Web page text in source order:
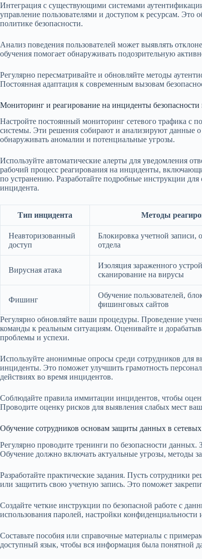
Интеграция с существующими системами
управление пользователями и доступом к ресурсам. Это
политике безопасности.
Анализ поведения пользователей может выявлять
обучения помогает обнаруживать подозрительную
Регулярно пересматривайте и обновляйте методы
Постоянная адаптация к современным вызовам
Мониторинг и реагирование на инциденты безопасности
Настройте постоянный мониторинг сетевого трафика с
системы. Эти решения собирают и анализируют данные
обнаруживать аномалии и потенциальные угрозы.
Используйте автоматические алерты для уведомления
рабочий процесс реагирования на инциденты,
по устранению. Разработайте подробные инструкции
инцидента.
Тип инцидента Методы
Неавторизованный
доступ
Блокировка учетной
отдела
Вирусная атака
Изоляция зараженного
сканирование на вирусы
Фишинг
Обучение пользователей,
фишинговых сайтов
Регулярно обновляйте ваши процедуры. Проведение
команды к реальным ситуациям. Оценивайте и
проблемы и успехи.
Используйте анонимные опросы среди сотрудников для
инциденты. Это поможет улучшить грамотность
действиях во время инцидентов.
Соблюдайте правила иммитации инцидентов, чтобы
Проводите оценку рисков для выявления слабых мест
Обучение сотрудников основам защиты данных в
Регулярно проводите тренинги по безопасности данных.
Обучение должно включать актуальные угрозы, методы
Разработайте практические задания. Пусть сотрудники
или защитить свою учетную запись. Это поможет
Создайте четкие инструкции по безопасной работе с
использования паролей, настройки
Составьте пособия или справочные материалы с
доступный язык, чтобы вся информация была понятной